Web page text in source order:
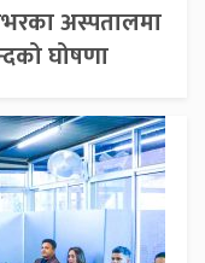
अस्पतालमा
घोषणा